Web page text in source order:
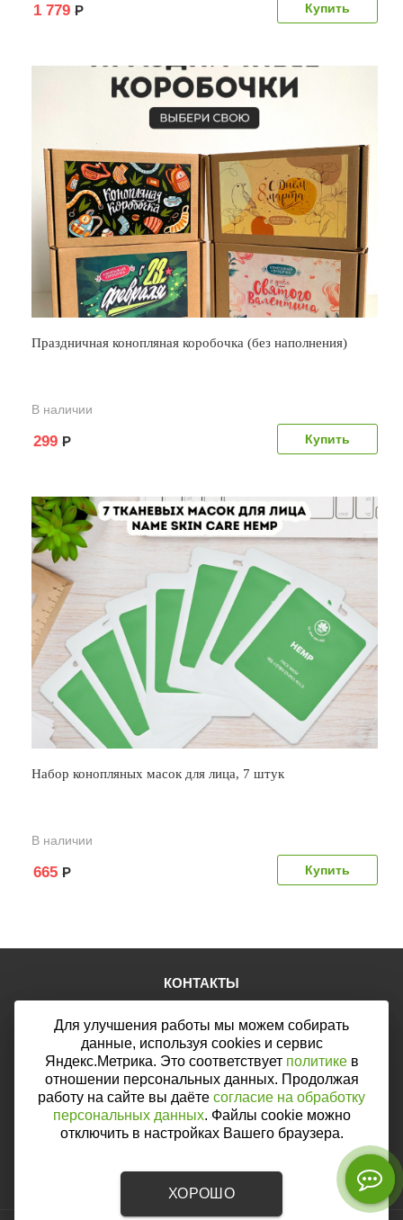
1 779 Р
Праздничная конопляная коробочка (без наполнения)
В наличии
299 Р
Набор конопляных масок для лица, 7 штук
В наличии
665 Р
КОНТАКТЫ
E-mail:mail@web46.ru
Мы в соцсетях:
Мы принимаем к оплате:
Для улучшения работы мы можем собирать
данные, используя cookies и сервис
Яндекс.Метрика. Это соответствует политикев
отношении персональных данных. Продолжая
работу на сайте вы даёте согласие на обработку
персональных данных. Файлы cookie можно
отключить в настройках Вашего браузера.
ХОРОШО